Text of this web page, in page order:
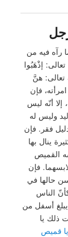
رآه فيه من
إذْهَبُوا
تعالى: هنَّ
فإن
أنّه ليس
وليس له
فقر. فإن
ينال بها
القميص
فإن
حالها في
الناس
يبلغ أسفل من
ذلك يا
قميص